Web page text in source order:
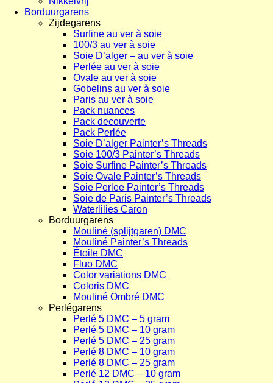
Borduurgarens
Zijdegarens
Surfine au ver à soie
100/3 au ver à soie
Soie D’alger – au ver à soie
Perlée au ver à soie
Ovale au ver à soie
Gobelins au ver à soie
Paris au ver à soie
Pack nuances
Pack decouverte
Pack Perlée
Soie D’alger Painter’s Threads
Soie 100/3 Painter’s Threads
Soie Surfine Painter’s Threads
Soie Ovale Painter’s Threads
Soie Perlee Painter’s Threads
Soie de Paris Painter’s Threads
Waterlilies Caron
Borduurgarens
Mouliné (splijtgaren) DMC
Mouliné Painter’s Threads
Étoile DMC
Fluo DMC
Color variations DMC
Coloris DMC
Mouliné Ombré DMC
Perlégarens
Perlé 5 DMC – 5 gram
Perlé 5 DMC – 10 gram
Perlé 5 DMC – 25 gram
Perlé 8 DMC – 10 gram
Perlé 8 DMC – 25 gram
Perlé 12 DMC – 10 gram